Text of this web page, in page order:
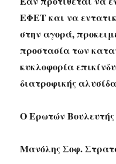
ΕΦΕΤ και να
στην αγορά,
προστασία των
κυκλοφορία
διατροφικής
Ο Ερωτών Βουλευτής
Μανόλης Σοφ.